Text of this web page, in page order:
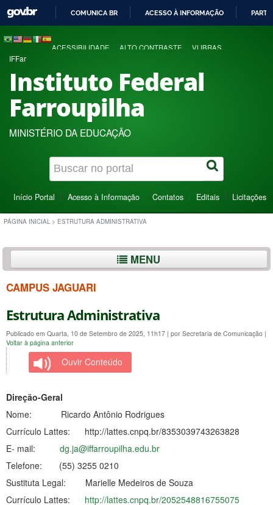
COMUNICA BR ACESSO À INFORMAÇÃO
ACESSIBILIDADE ALTO CONTRASTE VLIBRAS
IFFar
Instituto Federal
Farroupilha
MINISTÉRIO DA EDUCAÇÃO
Início Portal Acesso à Informação Contatos Editais Licitações
PÁGINA INICIAL > ESTRUTURA ADMINISTRATIVA
MENU
CAMPUS JAGUARI
Estrutura Administrativa
Publicado em Quarta, 10 de Setembro de 2025, 11h17 | por Secretaria de Comunicação |
Voltar à página anterior
Ouvir Conteúdo
Direção-Geral
Nome: Ricardo Antônio Rodrigues
Currículo Lattes: http://lattes.cnpq.br/8353039743263828
E- mail: dg.ja@iffarroupilha.edu.br
Telefone: (55) 3255 0210
Sustituta Legal: Marielle Medeiros de Souza
Currículo Lattes: http://lattes.cnpq.br/2052548816755075